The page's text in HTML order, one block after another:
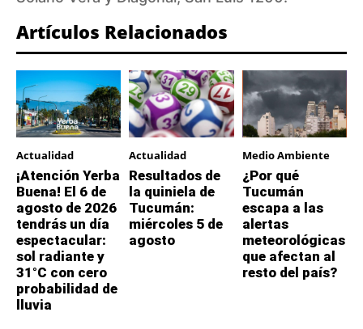
Artículos Relacionados
Actualidad
¡Atención Yerba
Buena! El 6 de
agosto de 2026
tendrás un día
espectacular:
sol radiante y
31°C con cero
probabilidad de
lluvia
Actualidad
Resultados de
la quiniela de
Tucumán:
miércoles 5 de
agosto
Medio Ambiente
¿Por qué
Tucumán
escapa a las
alertas
meteorológicas
que afectan al
resto del país?